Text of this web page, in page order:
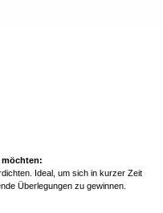
möchten:
Ideal, um sich in kurzer Zeit
Überlegungen zu gewinnen.